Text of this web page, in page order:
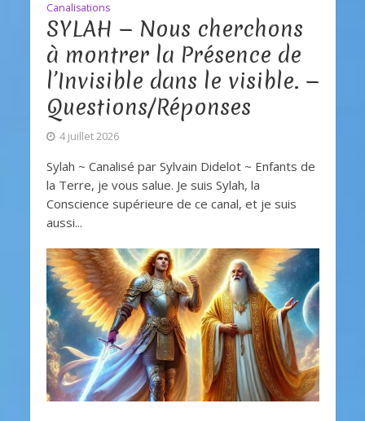
Canalisations
SYLAH — Nous cherchons
à montrer la Présence de
l’Invisible dans le visible. —
Questions/Réponses
4 juillet 2026
Sylah ~ Canalisé par Sylvain Didelot ~ Enfants de
la Terre, je vous salue. Je suis Sylah, la
Conscience supérieure de ce canal, et je suis
aussi...